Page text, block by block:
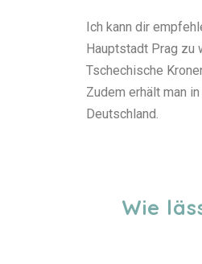
Ich kann dir
Hauptstadt Prag zu
Tschechische
Zudem erhält man
Deutschland.
Wie